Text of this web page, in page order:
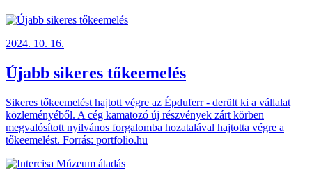
2024. 10. 16.
Újabb sikeres tőkeemelés
Sikeres tőkeemelést hajtott végre az Épduferr - derült ki a vállalat
közleményéből. A cég kamatozó új részvények zárt körben
megvalósított nyilvános forgalomba hozatalával hajtotta végre a
tőkeemelést. Forrás: portfolio.hu